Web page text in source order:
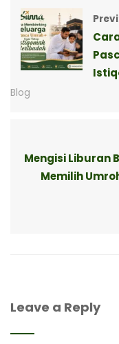
Blog
Mengisi Liburan
Memilih
Leave a Reply